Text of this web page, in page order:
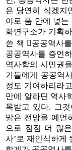
은 당연히 식겠지
야로 품 안에 넣는
화연구소가 기획
쓴 책 공공역사
공공역사를 증언
역사학의 시민권
가들에게 공공역
정도 기여하리라
만에 알라딘 역사
목받고 있다. 그
밝은 전망을 예언
으로 점점 더 많
사’로 재인식하게